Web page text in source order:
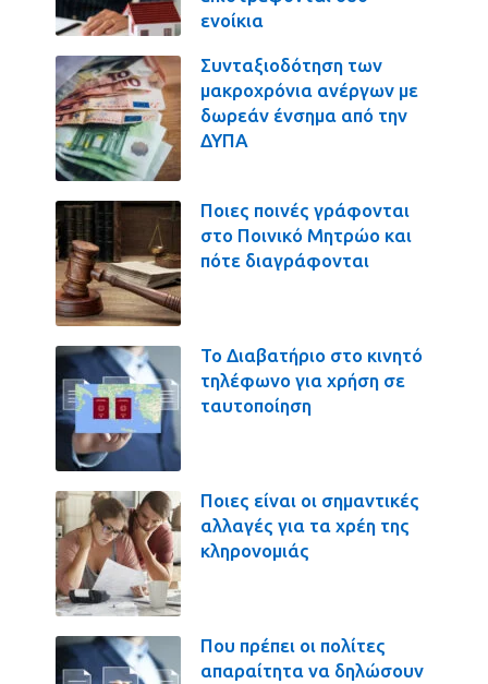
ενοίκια
Συνταξιοδότηση των
μακροχρόνια ανέργων με
δωρεάν ένσημα από την
ΔΥΠΑ
Ποιες ποινές γράφονται
στο Ποινικό Μητρώο και
πότε διαγράφονται
Το Διαβατήριο στο κινητό
τηλέφωνο για χρήση σε
ταυτοποίηση
Ποιες είναι οι σημαντικές
αλλαγές για τα χρέη της
κληρονομιάς
Που πρέπει οι πολίτες
απαραίτητα να δηλώσουν